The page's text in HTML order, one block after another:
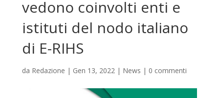
vedono coinvolti enti e
istituti del nodo italiano
di E-RIHS
da Redazione | Gen 13, 2022| News | 0 commenti